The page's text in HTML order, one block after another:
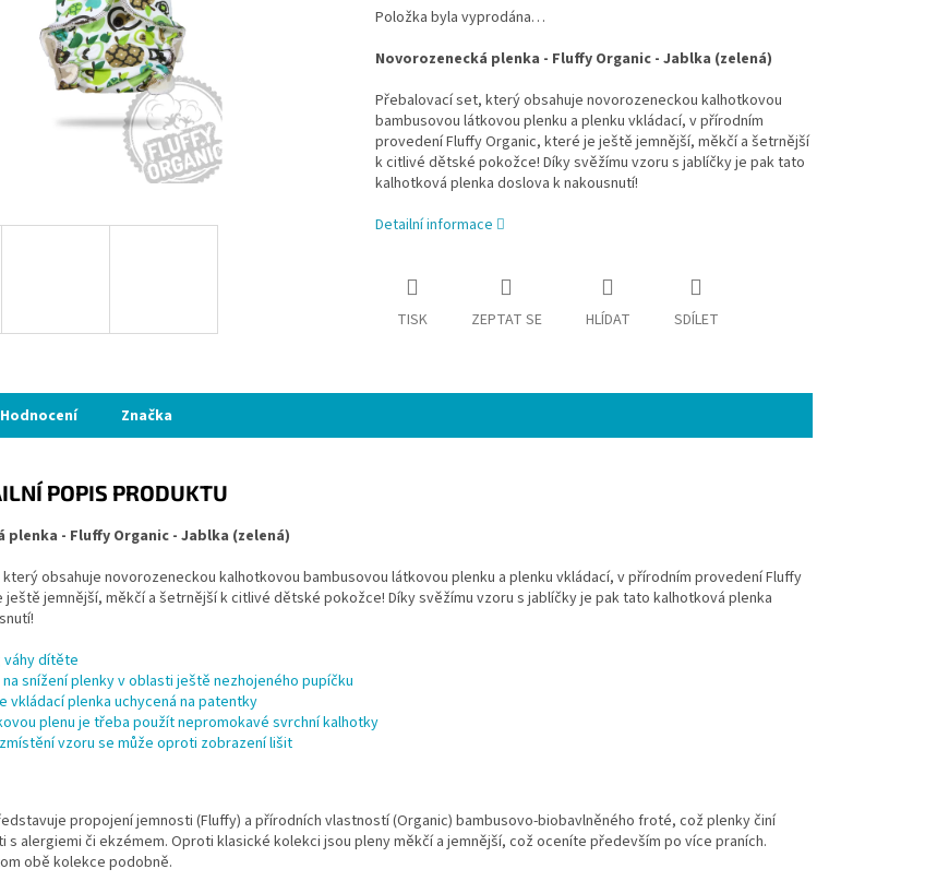
Položka byla vyprodána…
Novorozenecká plenka - Fluffy Organic - Jablka (zelená)
Přebalovací set, který obsahuje novorozeneckou kalhotkovou
bambusovou látkovou plenku a plenku vkládací, v přírodním
provedení Fluffy Organic, které je ještě jemnější, měkčí a šetrnější
k citlivé dětské pokožce! Díky svěžímu vzoru s jablíčky je pak tato
kalhotková plenka doslova k nakousnutí!
Detailní informace
TISK ZEPTAT SE HLÍDAT SDÍLET
Hodnocení Značka
POPIS PRODUKTU
plenka - Fluffy Organic - Jablka (zelená)
obsahuje novorozeneckou kalhotkovou bambusovou látkovou plenku a plenku vkládací, v přírodním provedení Fluffy
ještě jemnější, měkčí a šetrnější k citlivé dětské pokožce! Díky svěžímu vzoru s jablíčky je pak tato kalhotková plenka
váhy dítěte
snížení plenky v oblasti ještě nezhojeného pupíčku
vkládací plenka uchycená na patentky
plenu je třeba použít nepromokavé svrchní kalhotky
vzoru se může oproti zobrazení lišit
propojení jemnosti (Fluffy) a přírodních vlastností (Organic) bambusovo-biobavlněného froté, což plenky činí
s alergiemi či ekzémem. Oproti klasické kolekci jsou pleny měkčí a jemnější, což oceníte především po více praních.
obě kolekce podobně.